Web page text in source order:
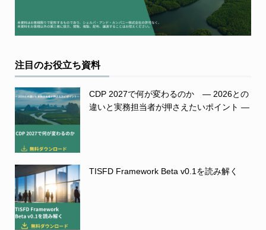
注目のお役立ち資料
CDP 2027で何が変わるのか ― 2026との
違いと実務担当者が押さえたいポイント ―
TISFD Framework Beta v0.1を読み解く